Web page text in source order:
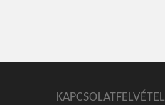
KAPCSOLATFELVÉTEL